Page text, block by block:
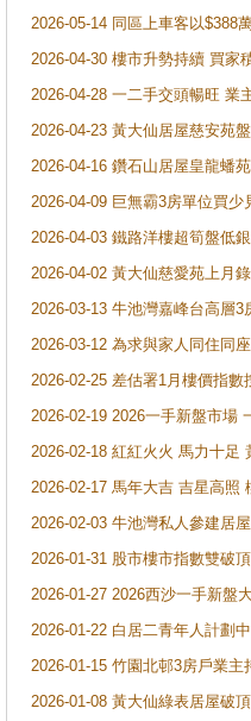
2026-05-14 同區上車客以$388
2026-04-30 樓市升勢持續 買家
2026-04-28 一二手交頭暢旺
2026-04-23 黃大仙居屋慈安苑
2026-04-16 鑽石山居屋皇龍蟠
2026-04-09 巨無霸3房單位買
2026-04-03 鐵路洋樓超筍盤低
2026-04-02 黃大仙慈愛苑上月
2026-03-13 牛池灣嘉峰台高層
2026-03-12 為求與家人同住同
2026-02-25 差估署1月樓價指
2026-02-19 2026一手新盤市場
2026-02-18 紅紅火火 馬力十足
2026-02-17 馬年大吉 吉星高照
2026-02-03 牛池灣私人參建居
2026-01-31 股市樓市指數雙破
2026-01-27 2026西沙一手新盤
2026-01-22 白居二青年人計劃
2026-01-15 竹園北邨3房戶業
2026-01-08 黃大仙綠表居屋破